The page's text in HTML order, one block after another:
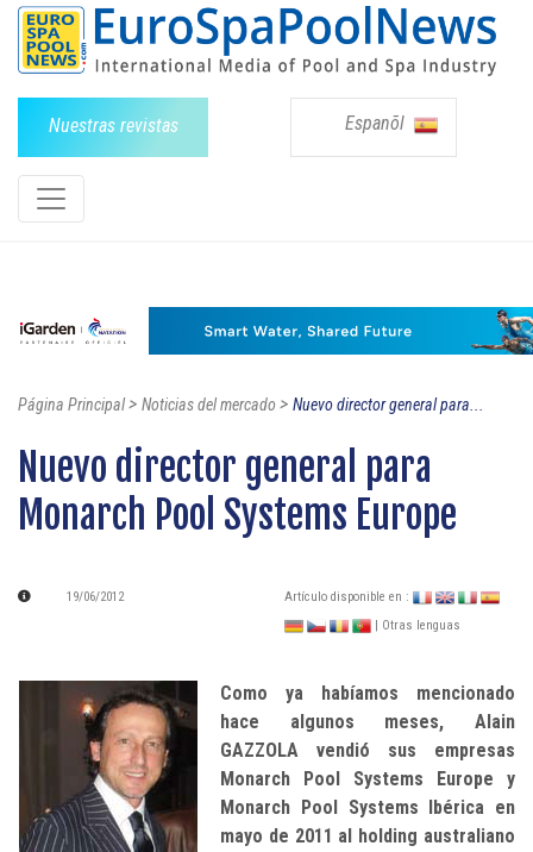
Nuestras revistas Espanõl
Página Principal> Noticias del mercado > Nuevo director general para...
Nuevo director general para
Monarch Pool Systems Europe
19/06/2012
Artículo disponible en :
| Otras lenguas
Como ya habíamos mencionado
hace algunos meses, Alain
GAZZOLA vendió sus empresas
Monarch Pool Systems Europe y
Monarch Pool Systems Ibérica en
mayo de 2011 al holding australiano